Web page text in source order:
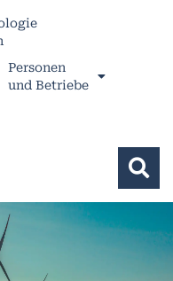
Personen
und Betriebe